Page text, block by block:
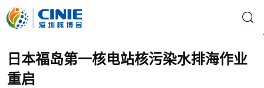
日本福岛第一核电站核污染水排海作业
重启